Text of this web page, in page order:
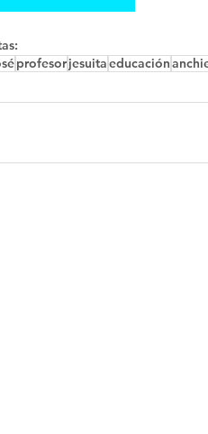
profesorjesuitaeducación